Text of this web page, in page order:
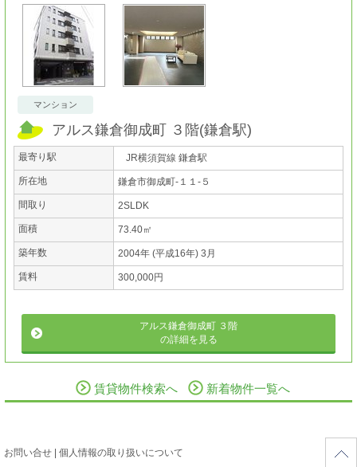
マンション
アルス鎌倉御成町 ３階(鎌倉駅)
最寄り駅 JR横須賀線 鎌倉駅
所在地 鎌倉市御成町-１１-５
間取り 2SLDK
面積 73.40㎡
築年数 2004年 (平成16年) 3月
賃料 300,000円
アルス鎌倉御成町 ３階
の詳細を見る
賃貸物件検索へ 新着物件一覧へ
お問い合せ 個人情報の取り扱いについて